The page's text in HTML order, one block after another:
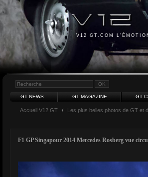
V12 GT.COM
GT NEWS GT MAGAZINE GT
Accueil V12 GT / Les plus belles photos de GT et
F1 GP Singapour 2014 Mercedes Rosberg vue